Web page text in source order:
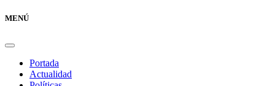
MENÚ
Portada
Actualidad